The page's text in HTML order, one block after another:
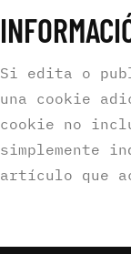
Si edita o
una cookie
cookie no
simplemente
artículo que